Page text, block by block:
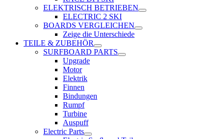
ELEKTRISCH BETRIEBEN
ELECTRIC 2 SKI
BOARDS VERGLEICHEN
Zeige die Unterschiede
TEILE & ZUBEHÖR
SURFBOARD PARTS
Upgrade
Motor
Elektrik
Finnen
Bindungen
Rumpf
Turbine
Auspuff
Electric Parts